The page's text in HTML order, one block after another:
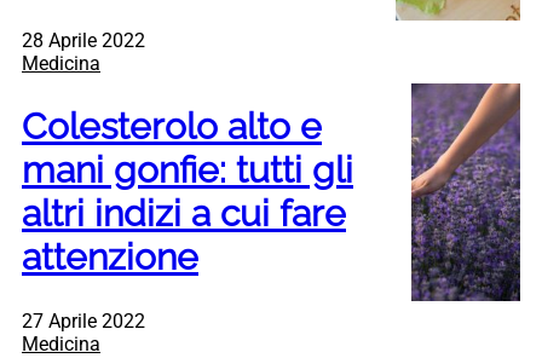
28 Aprile 2022
Medicina
Colesterolo alto e
mani gonfie: tutti gli
altri indizi a cui fare
attenzione
27 Aprile 2022
Medicina